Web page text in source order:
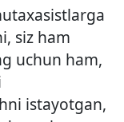
siz ham
uchun ham,
istayotgan,